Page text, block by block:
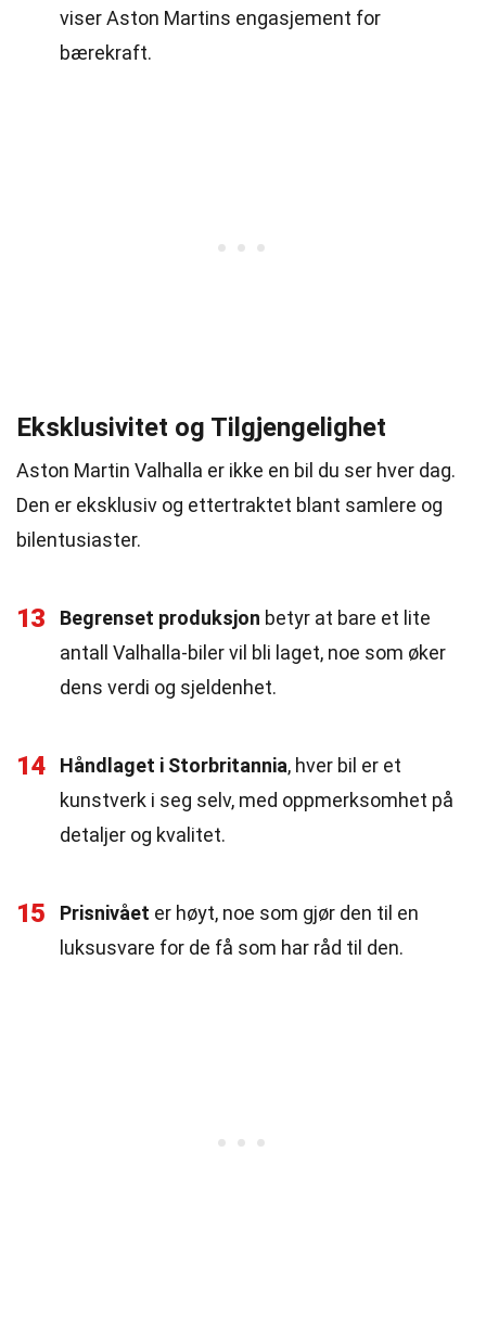
viser Aston Martins engasjement for
bærekraft.
Eksklusivitet og Tilgjengelighet
Aston Martin Valhalla er ikke en bil du ser hver dag.
Den er eksklusiv og ettertraktet blant samlere og
bilentusiaster.
13 Begrenset produksjon betyr at bare et lite
antall Valhalla-biler vil bli laget, noe som øker
dens verdi og sjeldenhet.
14 Håndlaget i Storbritannia, hver bil er et
kunstverk i seg selv, med oppmerksomhet på
detaljer og kvalitet.
15 Prisnivået er høyt, noe som gjør den til en
luksusvare for de få som har råd til den.